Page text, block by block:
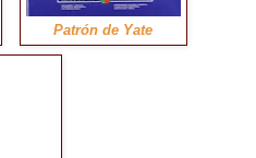
Patrón de Yate